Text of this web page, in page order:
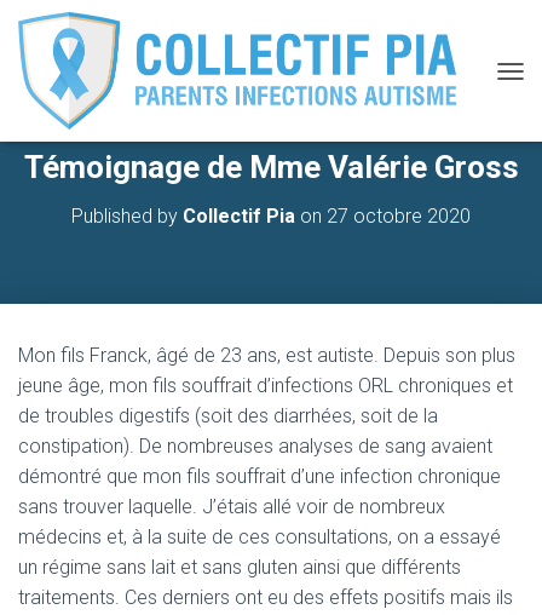
R
I
R
L
I
Témoignage de Mme Valérie Gross
Published by Collectif Pia on 27 octobre 2020
Mon fils Franck, âgé de 23 ans, est autiste. Depuis son plus
jeune âge, mon fils souffrait d’infections ORL chroniques et
de troubles digestifs (soit des diarrhées, soit de la
constipation). De nombreuses analyses de sang avaient
démontré que mon fils souffrait d’une infection chronique
sans trouver laquelle. J’étais allé voir de nombreux
médecins et, à la suite de ces consultations, on a essayé
un régime sans lait et sans gluten ainsi que différents
traitements. Ces derniers ont eu des effets positifs mais ils